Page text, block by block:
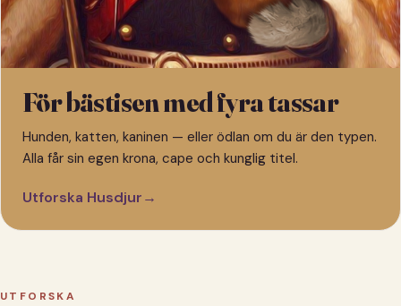
För bästisen med fyra tassar
Hunden, katten, kaninen — eller ödlan om du är den typen.
Alla får sin egen krona, cape och kunglig titel.
Utforska Husdjur→
UTFORSKA